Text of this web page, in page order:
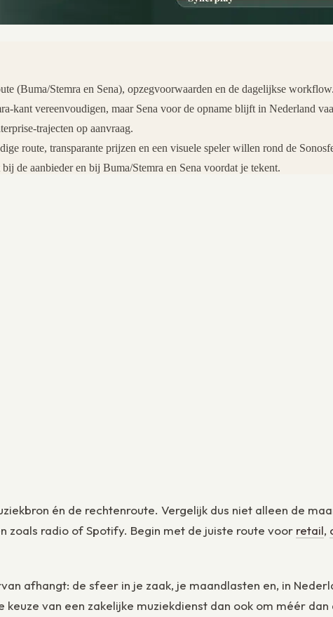
(Buma/Stemra en Sena), opzegvoorwaarden en de dagelijkse workflow.
kant vereenvoudigen, maar Sena voor de opname blijft in Nederland
trajecten op aanvraag.
route, transparante prijzen en een visuele speler willen rond de
de aanbieder en bij Buma/Stemra en Sena voordat je tekent.
én de rechtenroute. Vergelijk dus niet alleen de
zoals radio of Spotify. Begin met de juiste route voor retail,
afhangt: de sfeer in je zaak, je maandlasten en, in
van een zakelijke muziekdienst dan ook om méér